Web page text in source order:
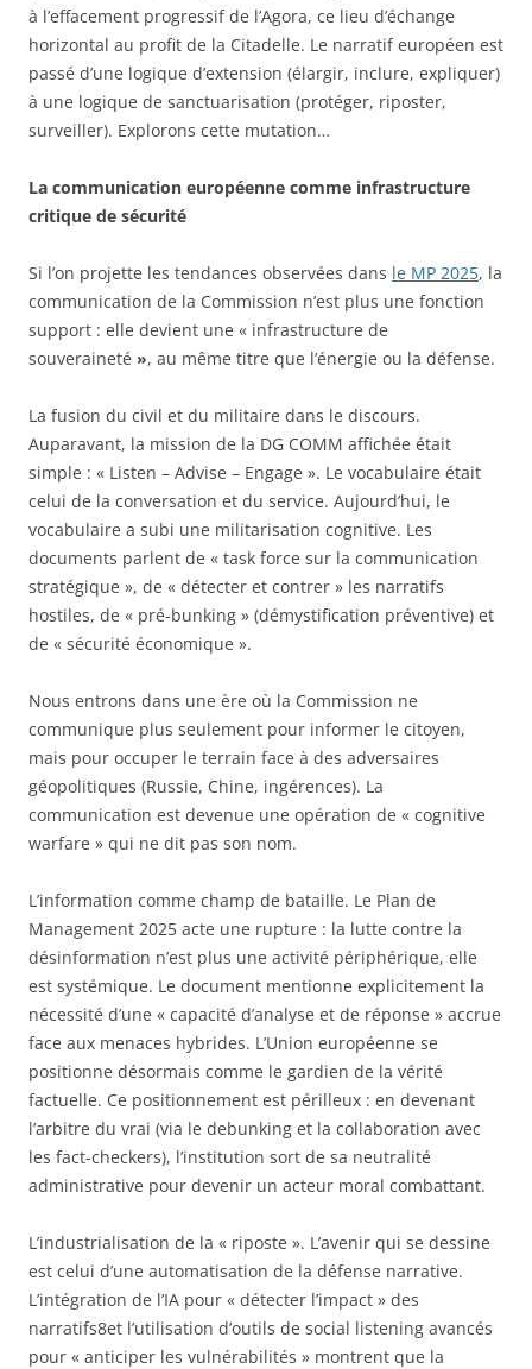
à l’effacement progressif de l’Agora, ce lieu d’échange
horizontal au profit de la Citadelle. Le narratif européen est
passé d’une logique d’extension (élargir, inclure, expliquer)
à une logique de sanctuarisation (protéger, riposter,
surveiller). Explorons cette mutation…
La communication européenne comme infrastructure
critique de sécurité
Si l’on projette les tendances observées dans le MP 2025, la
communication de la Commission n’est plus une fonction
support : elle devient une « infrastructure de
souveraineté », au même titre que l’énergie ou la défense.
La fusion du civil et du militaire dans le discours.
Auparavant, la mission de la DG COMM affichée était
simple : « Listen – Advise – Engage ». Le vocabulaire était
celui de la conversation et du service. Aujourd’hui, le
vocabulaire a subi une militarisation cognitive. Les
documents parlent de « task force sur la communication
stratégique », de « détecter et contrer » les narratifs
hostiles, de « pré-bunking » (démystification préventive) et
de « sécurité économique ».
Nous entrons dans une ère où la Commission ne
communique plus seulement pour informer le citoyen,
mais pour occuper le terrain face à des adversaires
géopolitiques (Russie, Chine, ingérences). La
communication est devenue une opération de « cognitive
warfare » qui ne dit pas son nom.
L’information comme champ de bataille. Le Plan de
Management 2025 acte une rupture : la lutte contre la
désinformation n’est plus une activité périphérique, elle
est systémique. Le document mentionne explicitement la
nécessité d’une « capacité d’analyse et de réponse » accrue
face aux menaces hybrides. L’Union européenne se
positionne désormais comme le gardien de la vérité
factuelle. Ce positionnement est périlleux : en devenant
l’arbitre du vrai (via le debunking et la collaboration avec
les fact-checkers), l’institution sort de sa neutralité
administrative pour devenir un acteur moral combattant.
L’industrialisation de la « riposte ». L’avenir qui se dessine
est celui d’une automatisation de la défense narrative.
L’intégration de l’IA pour « détecter l’impact » des
narratifs8et l’utilisation d’outils de social listening avancés
pour « anticiper les vulnérabilités » montrent que la